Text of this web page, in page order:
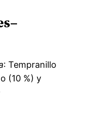
–
: Tempranillo
(10 %) y